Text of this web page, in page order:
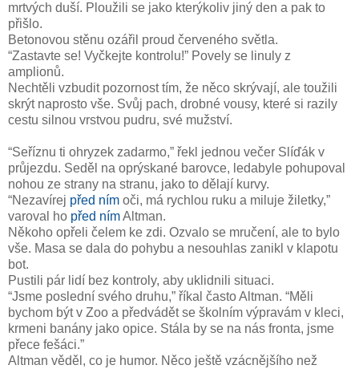
mrtvých duší. Ploužili se jako kterýkoliv jiný den a pak to
přišlo.
Betonovou stěnu ozářil proud červeného světla.
“Zastavte se! Vyčkejte kontrolu!” Povely se linuly z
amplionů.
Nechtěli vzbudit pozornost tím, že něco skrývají, ale toužili
skrýt naprosto vše. Svůj pach, drobné vousy, které si razily
cestu silnou vrstvou pudru, své mužství.
“Seříznu ti ohryzek zadarmo,” řekl jednou večer Slíďák v
průjezdu. Seděl na oprýskané barovce, ledabyle pohupoval
nohou ze strany na stranu, jako to dělají kurvy.
“Nezavírej před ním oči, má rychlou ruku a miluje žiletky,”
varoval ho před nímAltman.
Někoho opřeli čelem ke zdi. Ozvalo se mručení, ale to bylo
vše. Masa se dala do pohybu a nesouhlas zanikl v klapotu
bot.
Pustili pár lidí bez kontroly, aby uklidnili situaci.
“Jsme poslední svého druhu,” říkal často Altman. “Měli
bychom být v Zoo a předvádět se školním výpravám v kleci,
krmeni banány jako opice. Stála by se na nás fronta, jsme
přece fešáci.”
Altman věděl, co je humor. Něco ještě vzácnějšího než